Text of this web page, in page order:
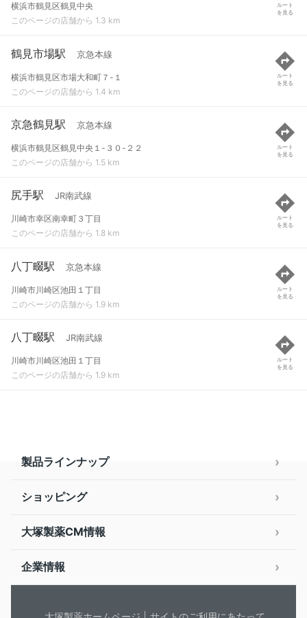
横浜市鶴見区鶴見中央
このページの店舗から 1.3 km
ルート
を見る
鶴見市場駅 京急本線
横浜市鶴見区市場大和町７-１
このページの店舗から 1.4 km
ルート
を見る
京急鶴見駅 京急本線
横浜市鶴見区鶴見中央１-３０-２２
このページの店舗から 1.5 km
ルート
を見る
尻手駅 JR南武線
川崎市幸区南幸町３丁目
このページの店舗から 1.8 km
ルート
を見る
八丁畷駅 京急本線
川崎市川崎区池田１丁目
このページの店舗から 1.9 km
ルート
を見る
八丁畷駅 JR南武線
川崎市川崎区池田１丁目
このページの店舗から 1.9 km
ルート
を見る
製品ラインナップ
ショッピング
大塚製薬CM情報
企業情報